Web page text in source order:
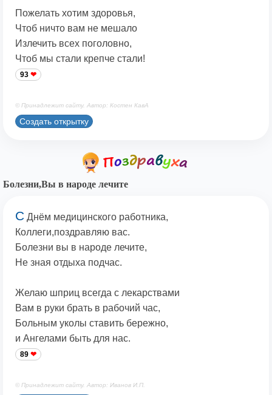
Пожелать хотим здоровья,
Чтоб ничто вам не мешало
Излечить всех поголовно,
Чтоб мы стали крепче стали!
93
© Принадлежит сайту. Автор: Костен КавА
Создать открытку
Болезни,Вы в народе лечите
С Днём медицинского работника,
Коллеги,поздравляю вас.
Болезни вы в народе лечите,
Не зная отдыха подчас.
Желаю шприц всегда с лекарствами
Вам в руки брать в рабочий час,
Больным уколы ставить бережно,
и Ангелами быть для нас.
89
© Принадлежит сайту. Автор: Иванов И.П.